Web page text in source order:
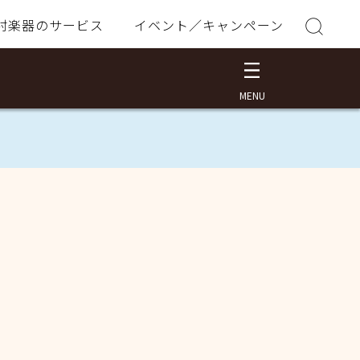
楽器のサービス イベント／キャンペーン